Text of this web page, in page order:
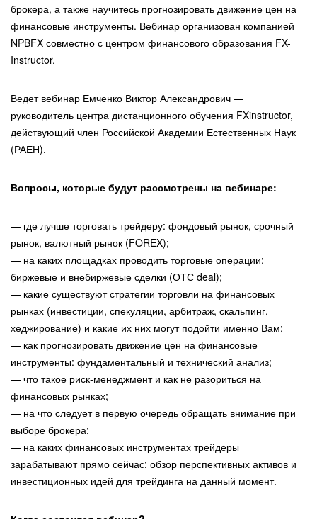
брокера, а также научитесь прогнозировать движение цен на
финансовые инструменты. Вебинар организован компанией
NPBFX совместно с центром финансового образования FX-
Instructor.
Ведет вебинар Емченко Виктор Александрович —
руководитель центра дистанционного обучения FXinstructor,
действующий член Российской Академии Естественных Наук
(РАЕН).
Вопросы, которые будут рассмотрены на вебинаре:
— где лучше торговать трейдеру: фондовый рынок, срочный
рынок, валютный рынок (FOREX);
— на каких площадках проводить торговые операции:
биржевые и внебиржевые сделки (ОТС deal);
— какие существуют стратегии торговли на финансовых
рынках (инвестиции, спекуляции, арбитраж, скальпинг,
хеджирование) и какие их них могут подойти именно Вам;
— как прогнозировать движение цен на финансовые
инструменты: фундаментальный и технический анализ;
— что такое риск-менеджмент и как не разориться на
финансовых рынках;
— на что следует в первую очередь обращать внимание при
выборе брокера;
— на каких финансовых инструментах трейдеры
зарабатывают прямо сейчас: обзор перспективных активов и
инвестиционных идей для трейдинга на данный момент.